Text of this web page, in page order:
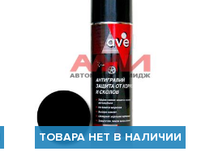
БЫСТРЫЙ ПРОСМОТР
ТОВАРА НЕТ В НАЛИЧИИ